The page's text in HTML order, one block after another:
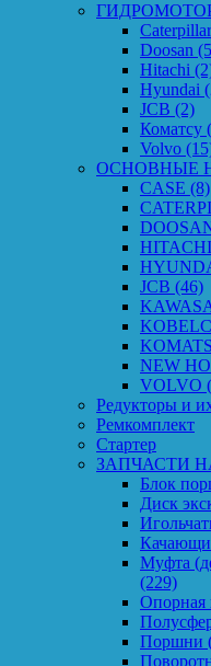
Caterpillar
Doosan
Hitachi
Hyundai
JCB (2)
Коматсу
Volvo
ОСНОВНЫЕ
CASE (8)
HITACHI
JCB (46)
NEW
VOLVO
Редукторы и
Ремкомплект
Стартер
ЗАПЧАСТИ
Блок
Диск
Муфта
(229)
Опорная
Поршни